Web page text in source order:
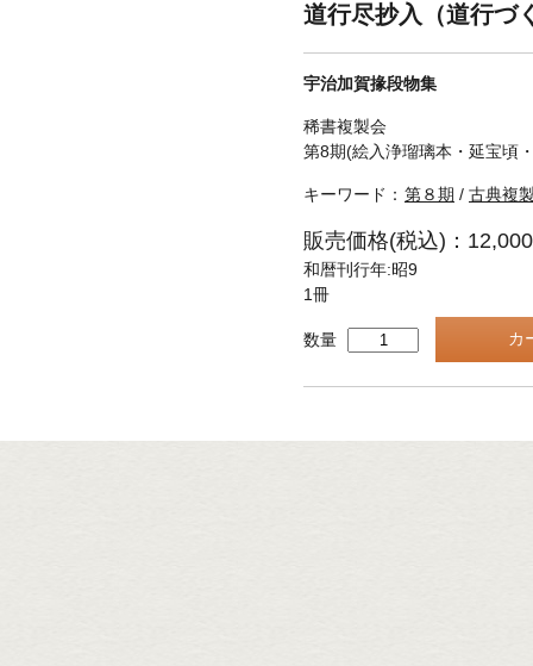
道行尽抄入（道行づ
宇治加賀掾段物集
稀書複製会
第8期(絵入浄瑠璃本・延宝頃
キーワード： 第８期 / 古典複
販売価格(税込)：
和暦刊行年:昭9
1冊
数量